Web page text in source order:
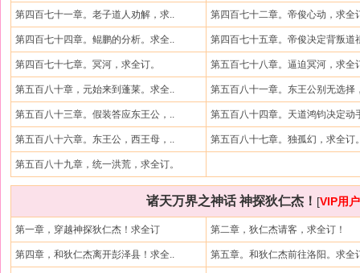
第四百七十一章。老子道人劝解，求.. 第四百七十二章。帝俊心动，求全
第四百七十四章。鲲鹏的分析。求全.. 第四百七十五章。帝俊决定背叛道
第四百七十七章。冥河，求全订。 第五百七十八章。逼迫冥河，求全
第五百八十章，元始来到蓬莱。求全.. 第五百八十一章。东王公别无选择
第五百八十三章。假装答应东王公，.. 第五百八十四章。天道鸿钧决定动
第五百八十六章。东王公，西王母，.. 第五百八十七章。独孤幻，求全订
第五百八十九章，统一洪荒，求全订。
诸天万界之神话 神探狄仁杰！ [VIP用
第一章，穿越神探狄仁杰！求全订 第二章，狄仁杰请客，求全订！
第四章，和狄仁杰离开彭泽县！求全.. 第五章。和狄仁杰前往洛阳。求全